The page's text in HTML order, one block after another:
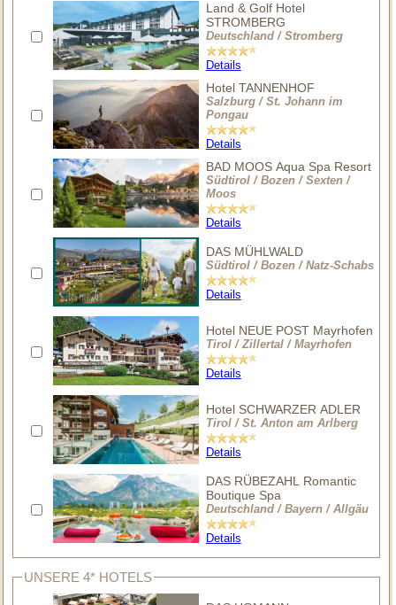
Land & Golf Hotel
STROMBERG
Deutschland / Stromberg
Details
Hotel TANNENHOF
Salzburg / St. Johann im
Pongau
Details
BAD MOOS Aqua Spa Resort
Südtirol / Bozen / Sexten /
Moos
Details
DAS MÜHLWALD
Südtirol / Bozen / Natz-Schabs
Details
Hotel NEUE POST Mayrhofen
Tirol / Zillertal / Mayrhofen
Details
Hotel SCHWARZER ADLER
Tirol / St. Anton am Arlberg
Details
DAS RÜBEZAHL Romantic
Boutique Spa
Deutschland / Bayern / Allgäu
Details
UNSERE 4* HOTELS